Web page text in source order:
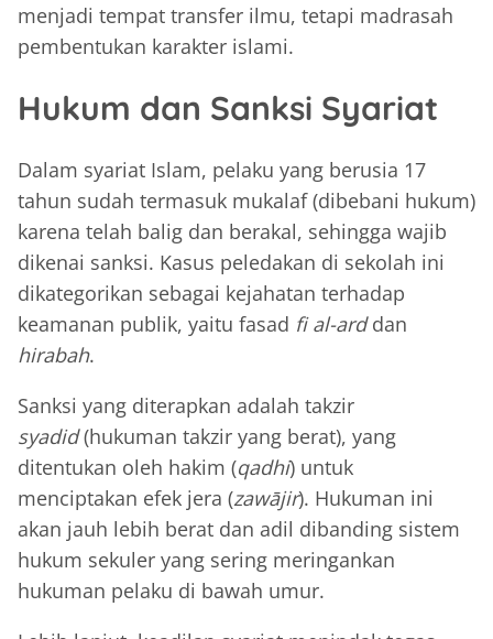
menjadi tempat transfer ilmu, tetapi madrasah
pembentukan karakter islami.
Hukum dan Sanksi Syariat
Dalam syariat Islam, pelaku yang berusia 17
tahun sudah termasuk mukalaf (dibebani hukum)
karena telah balig dan berakal, sehingga wajib
dikenai sanksi. Kasus peledakan di sekolah ini
dikategorikan sebagai kejahatan terhadap
keamanan publik, yaitu fasad fi al-arddan
hirabah.
Sanksi yang diterapkan adalah takzir
syadid(hukuman takzir yang berat), yang
ditentukan oleh hakim (qadhi) untuk
menciptakan efek jera (zawājir). Hukuman ini
akan jauh lebih berat dan adil dibanding sistem
hukum sekuler yang sering meringankan
hukuman pelaku di bawah umur.